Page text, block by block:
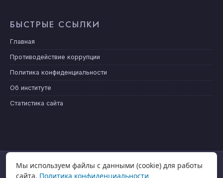
БЫСТРЫЕ ССЫЛКИ
Главная
Противодействие коррупции
Политика конфиденциальности
Об институте
Статистика сайта
ГЛАВНАЯ НОВОСТИ
Мы используем файлы с данными (cookie) для работы
сайта. Политика конфиденциальности